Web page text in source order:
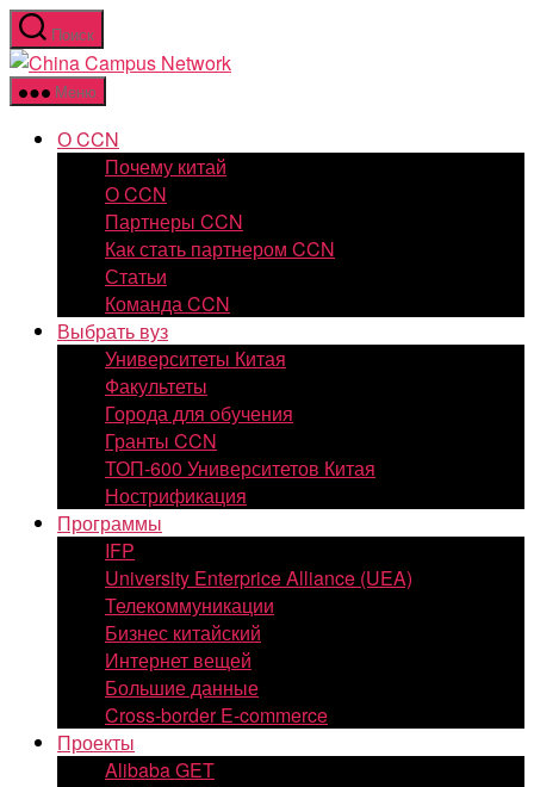
Перейти
к
содержимому
Поиск
China
Меню
О CCN
Почему китай
О CCN
Партнеры CCN
Как стать партнером CCN
Статьи
Команда CCN
Выбрать вуз
Университеты Китая
Факультеты
Города для обучения
Гранты CCN
ТОП-600 Университетов Китая
Нострификация
Программы
IFP
University Enterprice Alliance (UEA)
Телекоммуникации
Бизнес китайский
Интернет вещей
Большие данные
Cross-border E-commerce
Проекты
Alibaba GET